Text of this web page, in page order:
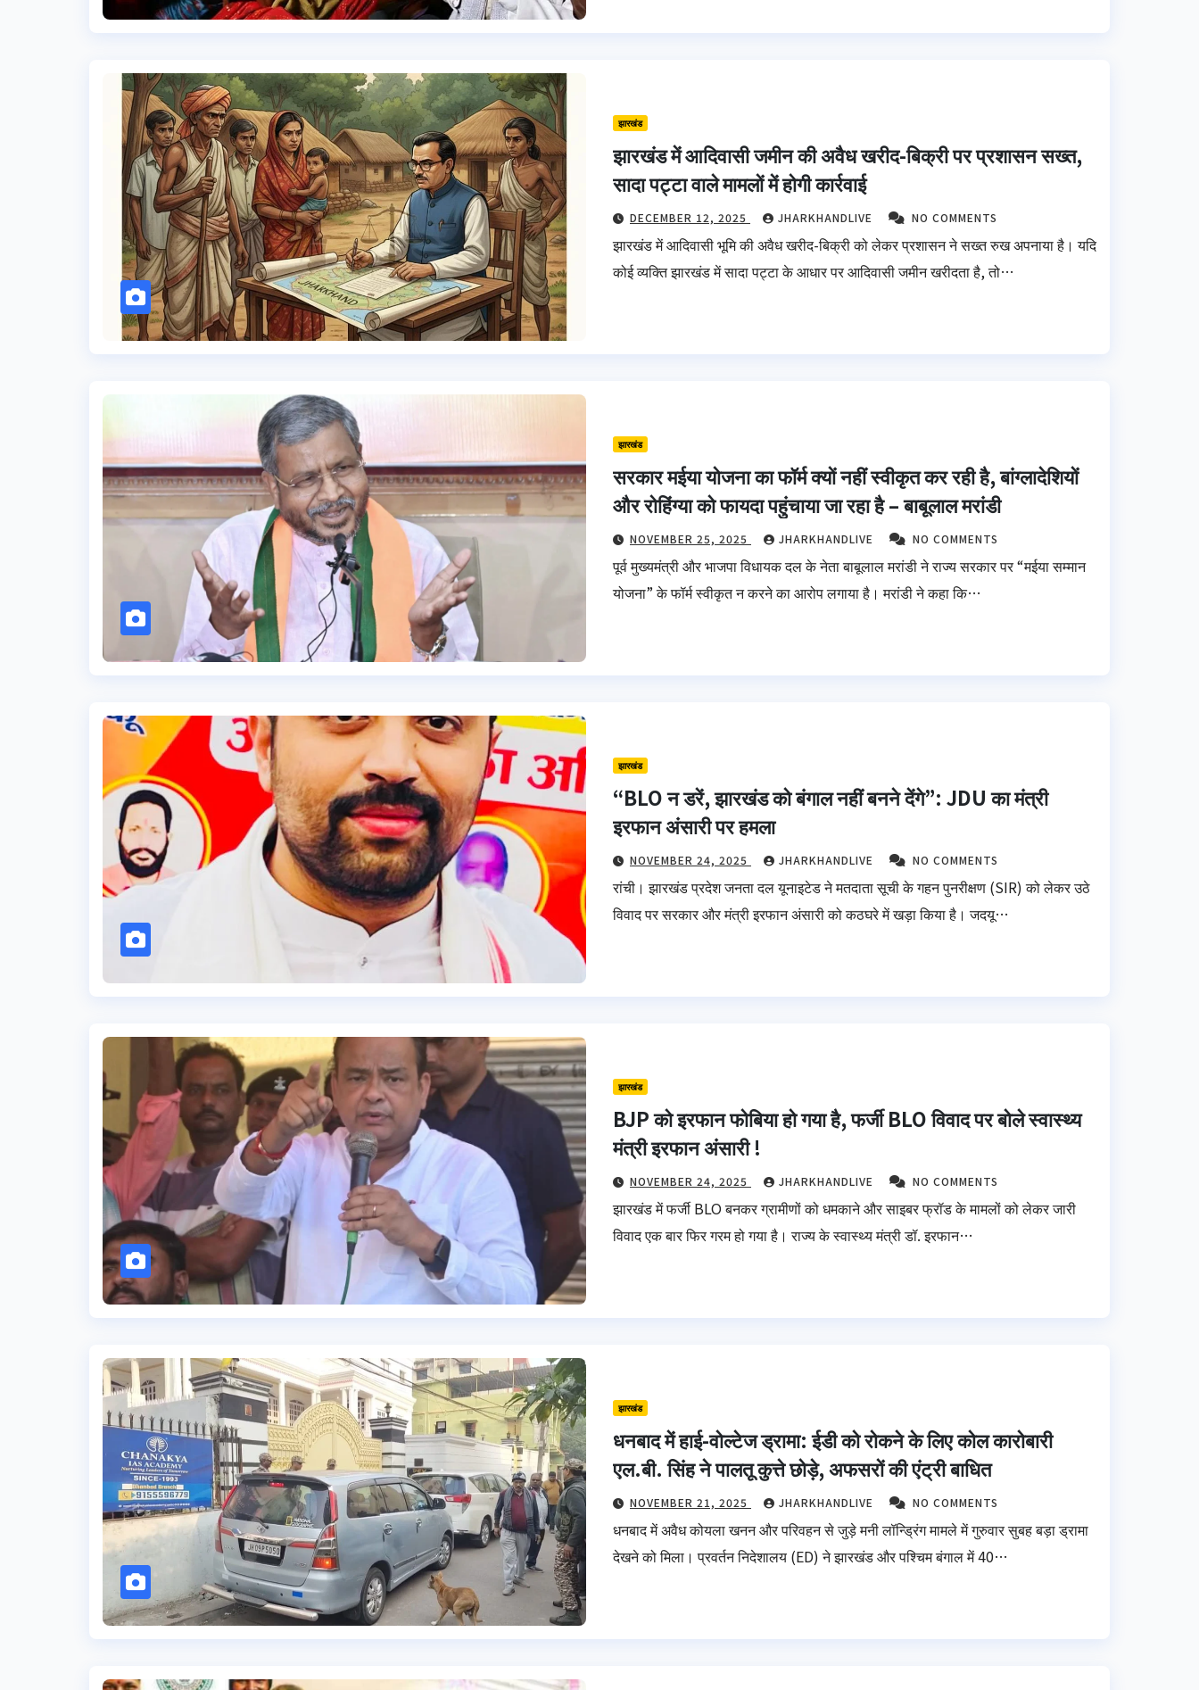
झारखंड
झारखंड में आदिवासी जमीन की अवैध खरीद-बिक्री पर प्रशासन सख्त,
सादा पट्टा वाले मामलों में होगी कार्रवाई
DECEMBER 12, 2025 JHARKHANDLIVE NO COMMENTS
झारखंड में आदिवासी भूमि की अवैध खरीद-बिक्री को लेकर प्रशासन ने सख्त रुख अपनाया है। यदि
कोई व्यक्ति झारखंड में सादा पट्टा के आधार पर आदिवासी जमीन खरीदता है, तो…
झारखंड
सरकार मईया योजना का फॉर्म क्यों नहीं स्वीकृत कर रही है, बांग्लादेशियों
और रोहिंग्या को फायदा पहुंचाया जा रहा है – बाबूलाल मरांडी
NOVEMBER 25, 2025 JHARKHANDLIVE NO COMMENTS
पूर्व मुख्यमंत्री और भाजपा विधायक दल के नेता बाबूलाल मरांडी ने राज्य सरकार पर “मईया सम्मान
योजना” के फॉर्म स्वीकृत न करने का आरोप लगाया है। मरांडी ने कहा कि…
झारखंड
“BLO न डरें, झारखंड को बंगाल नहीं बनने देंगे”: JDU का मंत्री
इरफान अंसारी पर हमला
NOVEMBER 24, 2025 JHARKHANDLIVE NO COMMENTS
रांची। झारखंड प्रदेश जनता दल यूनाइटेड ने मतदाता सूची के गहन पुनरीक्षण (SIR) को लेकर उठे
विवाद पर सरकार और मंत्री इरफान अंसारी को कठघरे में खड़ा किया है। जदयू…
झारखंड
BJP को इरफान फोबिया हो गया है, फर्जी BLO विवाद पर बोले स्वास्थ्य
मंत्री इरफान अंसारी !
NOVEMBER 24, 2025 JHARKHANDLIVE NO COMMENTS
झारखंड में फर्जी BLO बनकर ग्रामीणों को धमकाने और साइबर फ्रॉड के मामलों को लेकर जारी
विवाद एक बार फिर गरम हो गया है। राज्य के स्वास्थ्य मंत्री डॉ. इरफान…
झारखंड
धनबाद में हाई-वोल्टेज ड्रामा: ईडी को रोकने के लिए कोल कारोबारी
एल.बी. सिंह ने पालतू कुत्ते छोड़े, अफसरों की एंट्री बाधित
NOVEMBER 21, 2025 JHARKHANDLIVE NO COMMENTS
धनबाद में अवैध कोयला खनन और परिवहन से जुड़े मनी लॉन्ड्रिंग मामले में गुरुवार सुबह बड़ा ड्रामा
देखने को मिला। प्रवर्तन निदेशालय (ED) ने झारखंड और पश्चिम बंगाल में 40…